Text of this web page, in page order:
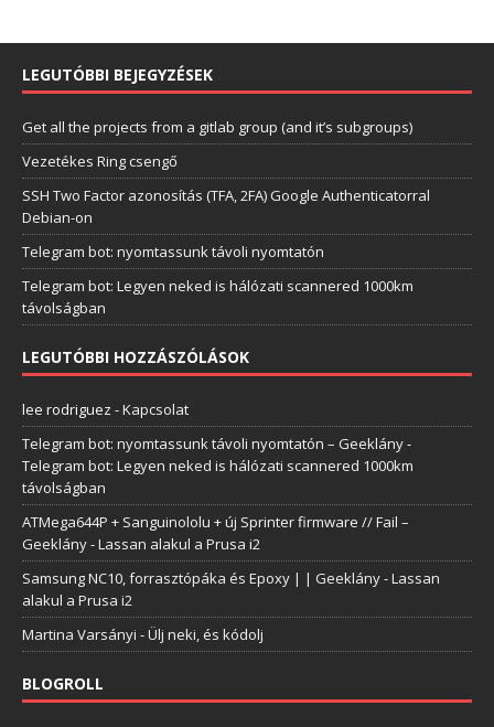
LEGUTÓBBI BEJEGYZÉSEK
Get all the projects from a gitlab group (and it’s subgroups)
Vezetékes Ring csengő
SSH Two Factor azonosítás (TFA, 2FA) Google Authenticatorral
Debian-on
Telegram bot: nyomtassunk távoli nyomtatón
Telegram bot: Legyen neked is hálózati scannered 1000km
távolságban
LEGUTÓBBI HOZZÁSZÓLÁSOK
lee rodriguez -Kapcsolat
Telegram bot: nyomtassunk távoli nyomtatón – Geeklány-
Telegram bot: Legyen neked is hálózati scannered 1000km
távolságban
ATMega644P + Sanguinololu + új Sprinter firmware // Fail –
Geeklány-Lassan alakul a Prusa i2
Samsung NC10, forrasztópáka és Epoxy | | Geeklány-Lassan
alakul a Prusa i2
Martina Varsányi -Ülj neki, és kódolj
BLOGROLL